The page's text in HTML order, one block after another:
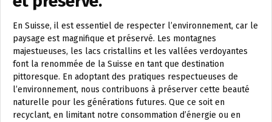
En Suisse, il est essentiel de respecter l’environnement, car le
paysage est magnifique et préservé. Les montagnes
majestueuses, les lacs cristallins et les vallées verdoyantes
font la renommée de la Suisse en tant que destination
pittoresque. En adoptant des pratiques respectueuses de
l’environnement, nous contribuons à préserver cette beauté
naturelle pour les générations futures. Que ce soit en
recyclant, en limitant notre consommation d’énergie ou en